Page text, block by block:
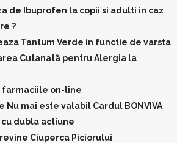
de Ibuprofen la copii si adulti in caz
?
Tantum Verde in functie de varsta
Cutanatã pentru Alergia la
farmaciile on-line
Nu mai este valabil Cardul BONVIVA
dubla actiune
Ciuperca Piciorului